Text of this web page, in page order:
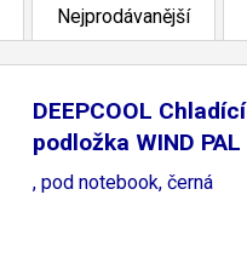
Nejprodávanější
DEEPCOOL Chladící
podložka WIND PAL
MINI
, pod notebook, černá